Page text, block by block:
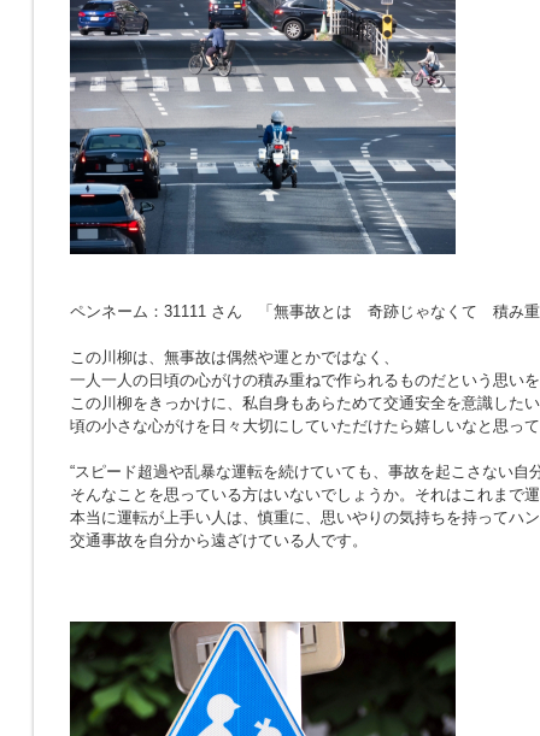
ペンネーム：31111 さん 「無事故とは 奇跡じゃなくて 積み
この川柳は、無事故は偶然や運とかではなく、
一人一人の日頃の心がけの積み重ねで作られるものだという思い
この川柳をきっかけに、私自身もあらためて交通安全を意識した
頃の小さな心がけを日々大切にしていただけたら嬉しいなと思っ
“スピード超過や乱暴な運転を続けていても、事故を起こさない自
そんなことを思っている方はいないでしょうか。それはこれまで
本当に運転が上手い人は、慎重に、思いやりの気持ちを持ってハ
交通事故を自分から遠ざけている人です。